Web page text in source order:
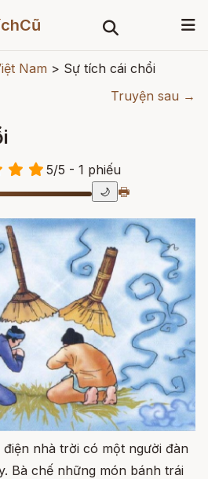
Nam > Sự tích cái chổi
Truyện sau →
5/5 - 1 phiếu
🌙 🖶
nhà trời có một người đàn
Bà chế những món bánh trái